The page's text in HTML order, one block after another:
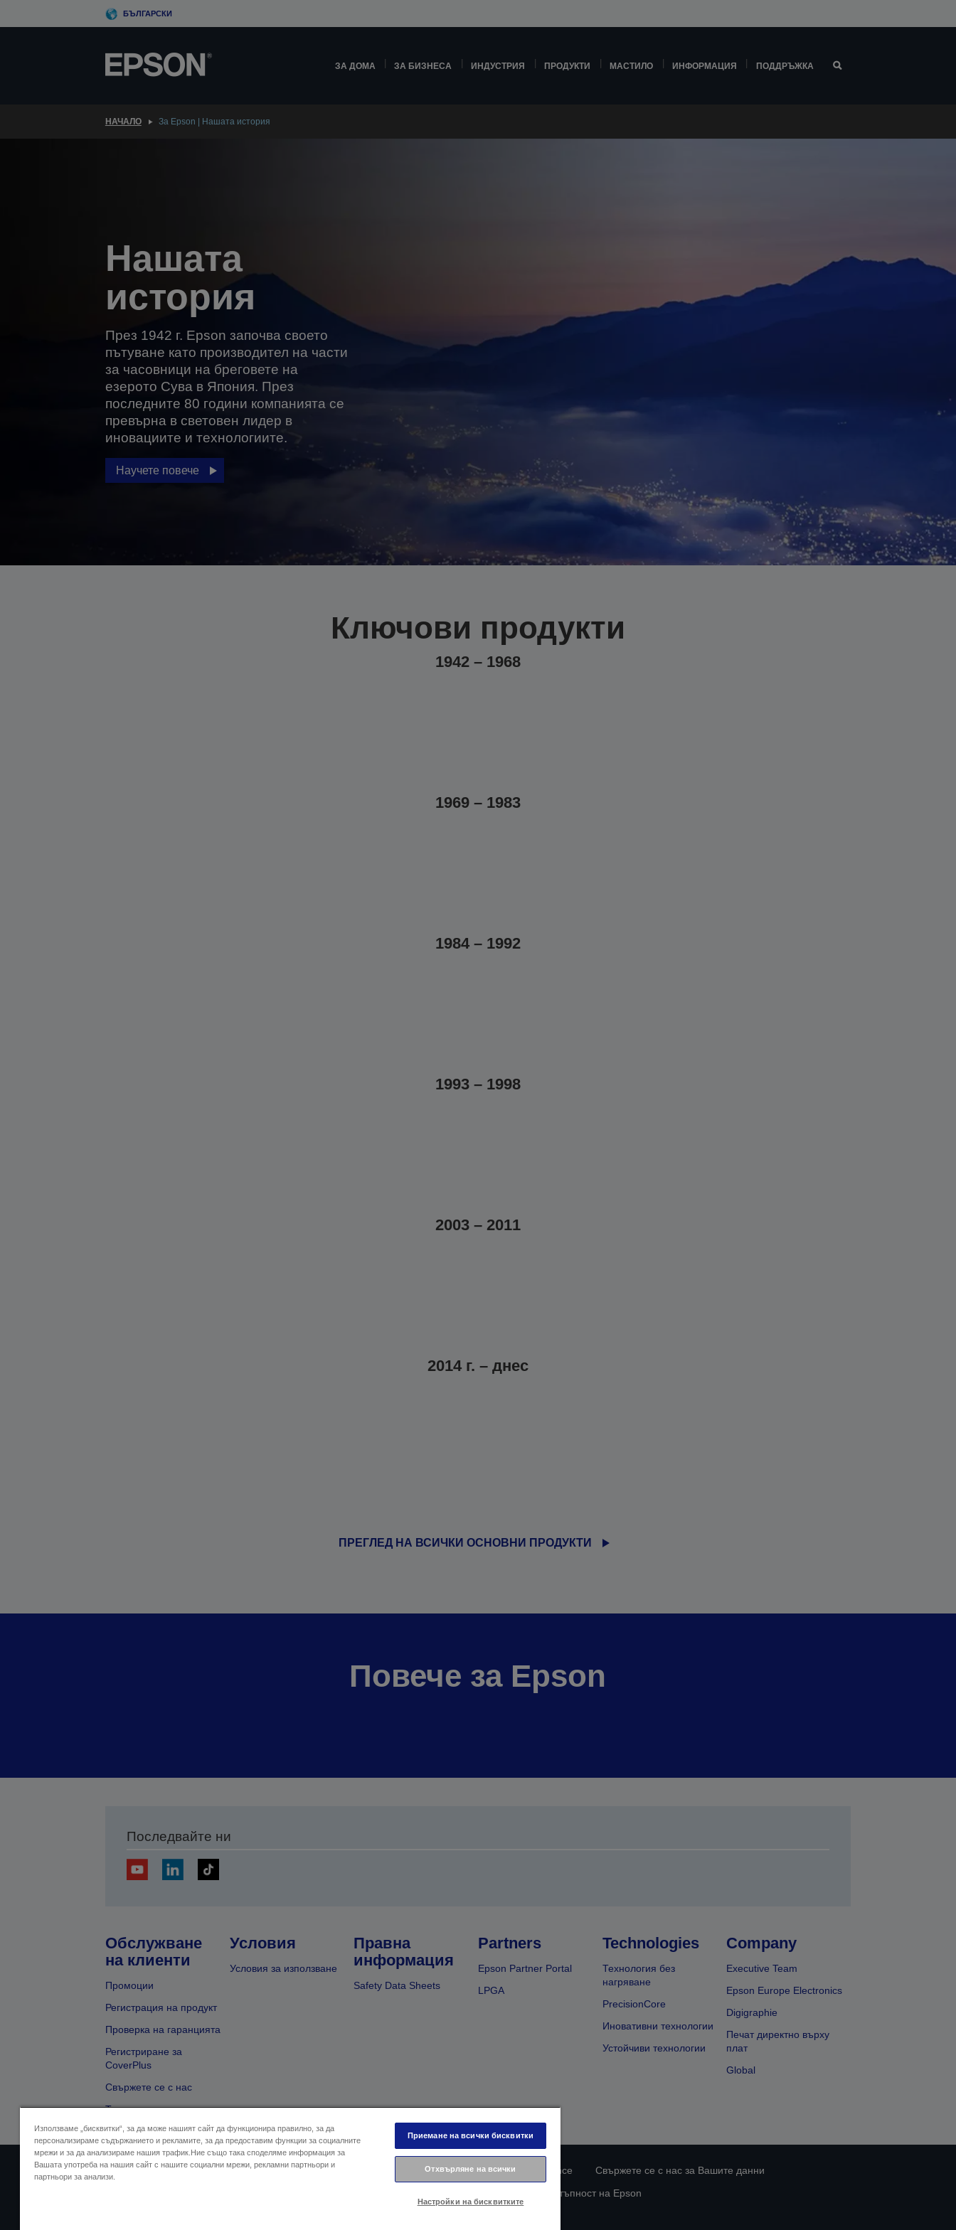
to
БЪЛГАРСКИ
ЗА ДОМА ЗА БИЗНЕСА ИНДУСТРИЯ ПРОДУКТИ МАСТИЛО ИНФОРМАЦИЯ ПОДДРЪЖКА
НАЧАЛО За Epson | Нашата история
Нашата
история
През 1942 г. Epson започва своето
пътуване като производител на части
за часовници на бреговете на
езерото Сува в Япония. През
последните 80 години компанията се
превърна в световен лидер в
иновациите и технологиите.
Научете повече
Ключови продукти
1942 – 1968
1969 – 1983
1984 – 1992
1993 – 1998
2003 – 2011
2014 г. – днес
ПРЕГЛЕД НА ВСИЧКИ ОСНОВНИ ПРОДУКТИ
Повече за Epson
Последвайте ни
Обслужване
на клиенти
Промоции
Регистрация на продукт
Проверка на гаранцията
Регистриране за
CoverPlus
Свържете се с нас
Търсене на търговец
Условия
Условия за използване
Правна
информация
Safety Data Sheets
Partners
Epson Partner Portal
LPGA
Technologies
Технология без
нагряване
PrecisionCore
Иновативни технологии
Устойчиви технологии
Company
Executive Team
Epson Europe Electronics
Digigraphie
Печат директно върху
плат
Global
Адрес на продавача Декларация за поверителност EU Data Act Compliance
Свържете се с нас за Вашите данни
Ангажимент за достъпност на Epson
Използваме „бисквитки“, за да може нашият сайт да функционира правилно, за да
персонализираме съдържанието и рекламите, за да предоставим функции за социалните
мрежи и за да анализираме нашия трафик.Ние също така споделяме информация за
Вашата употреба на нашия сайт с нашите социални мрежи, рекламни партньори и
партньори за анализи.
Приемане на всички бисквитки
Отхвърляне на всички
Настройки на бисквитките